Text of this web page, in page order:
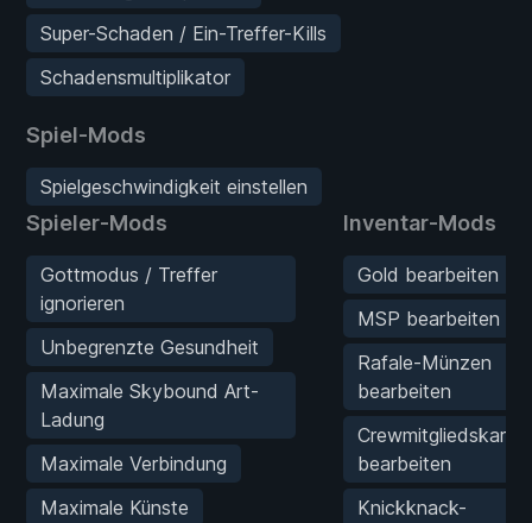
Super-Schaden / Ein-Treffer-Kills
Schadensmultiplikator
Spiel-Mods
Spielgeschwindigkeit einstellen
Spieler-Mods
Gottmodus / Treffer
ignorieren
Unbegrenzte Gesundheit
Maximale Skybound Art-
Ladung
Maximale Verbindung
Maximale Künste
Inventar-Mods
Gold bearbeiten
MSP bearbeiten
Rafale-Münzen
bearbeiten
bearbeiten
Knickknack-